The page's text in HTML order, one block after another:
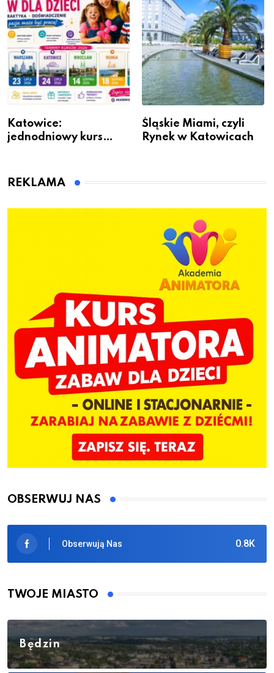
Katowice:
jednodniowy kurs
dzieci
Śląskie Miami, czyli
Rynek w Katowicach
REKLAMA
OBSERWUJ NAS
0.8K
Obserwują Nas
TWOJE MIASTO
Będzin